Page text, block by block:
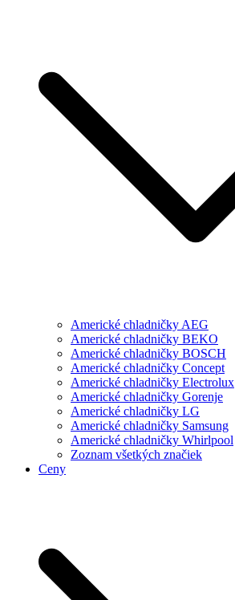
Americké chladničky AEG
Americké chladničky BEKO
Americké chladničky BOSCH
Americké chladničky Concept
Americké chladničky Electrolux
Americké chladničky Gorenje
Americké chladničky LG
Americké chladničky Samsung
Americké chladničky Whirlpool
Zoznam všetkých značiek
Ceny